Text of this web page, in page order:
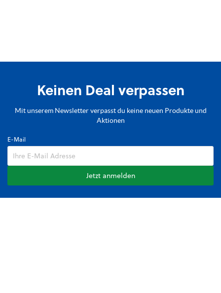
Keinen Deal verpassen
Mit unserem Newsletter verpasst du keine neuen Produkte und
Aktionen
E-Mail
Jetzt anmelden